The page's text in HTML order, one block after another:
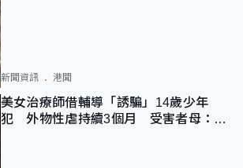
新聞資訊 港聞
美女治療師借輔導「誘騙」14歲少年
犯 外物性虐持續3個月 受害者母：要